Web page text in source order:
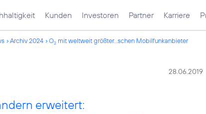
Kunden Investoren Partner Karriere
Archiv 2024 O2 mit weltweit größter...schen Mobilfunkanbieter
28.06.2019
erweitert: